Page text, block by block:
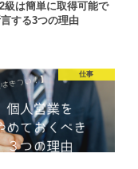
級は簡単に取得可能で
する3つの理由
仕事